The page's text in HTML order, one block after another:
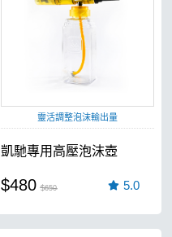
靈活調整泡沫輸出量
凱馳專用高壓泡沫壺
$480 $650 5.0